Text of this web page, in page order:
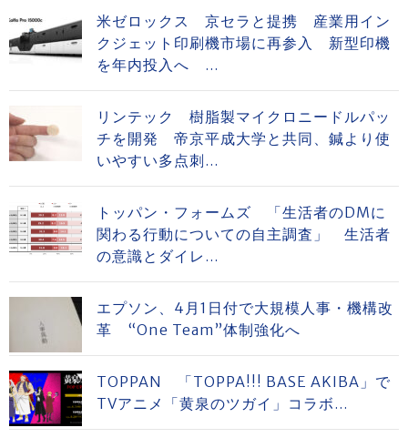
米ゼロックス 京セラと提携 産業用イン
クジェット印刷機市場に再参入 新型印機
を年内投入へ ...
リンテック 樹脂製マイクロニードルパッ
チを開発 帝京平成大学と共同、鍼より使
いやすい多点刺...
トッパン・フォームズ 「生活者のDMに
関わる行動についての自主調査」 生活者
の意識とダイレ...
エプソン、4月1日付で大規模人事・機構改
革 “One Team”体制強化へ
TOPPAN 「TOPPA!!! BASE AKIBA」で
TVアニメ「黄泉のツガイ」コラボ...